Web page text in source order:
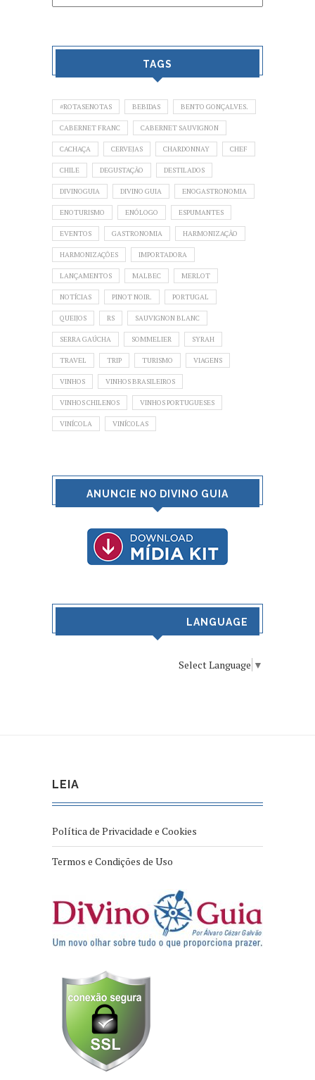
TAGS
#ROTASENOTAS BEBIDAS BENTO GONÇALVES.
CABERNET FRANC CABERNET SAUVIGNON
CACHAÇA CERVEJAS CHARDONNAY CHEF
CHILE DEGUSTAÇÃO DESTILADOS
DIVINOGUIA DIVINO GUIA ENOGASTRONOMIA
ENOTURISMO ENÓLOGO ESPUMANTES
EVENTOS GASTRONOMIA HARMONIZAÇÃO
HARMONIZAÇÕES IMPORTADORA
LANÇAMENTOS MALBEC MERLOT
NOTÍCIAS PINOT NOIR. PORTUGAL
QUEIJOS RS SAUVIGNON BLANC
SERRA GAÚCHA SOMMELIER SYRAH
TRAVEL TRIP TURISMO VIAGENS
VINHOS VINHOS BRASILEIROS
VINHOS CHILENOS VINHOS PORTUGUESES
VINÍCOLA VINÍCOLAS
ANUNCIE NO DIVINO GUIA
LANGUAGE
Select Language ▼
LEIA
Política de Privacidade e Cookies
Termos e Condições de Uso